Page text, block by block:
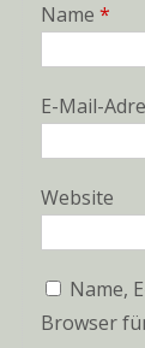
Name *
E-Mail-
Website
Name,
Browser